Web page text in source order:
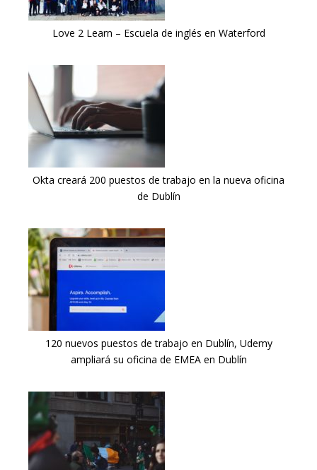
Love 2 Learn – Escuela de inglés en Waterford
Okta creará 200 puestos de trabajo en la nueva oficina
de Dublín
120 nuevos puestos de trabajo en Dublín, Udemy
ampliará su oficina de EMEA en Dublín